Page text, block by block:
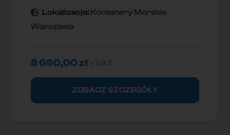
Lokallzacja: Kontenery Morskie
Warszawa
8 690,00zł
ZOBACZ SZCZEGÓŁY